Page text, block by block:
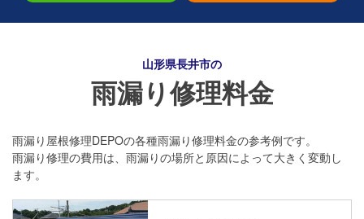
山形県長井市の
雨漏り修理料金
雨漏り屋根修理DEPOの各種雨漏り修理料金の参考例です。
雨漏り修理の費用は、雨漏りの場所と原因によって大きく変動し
ます。